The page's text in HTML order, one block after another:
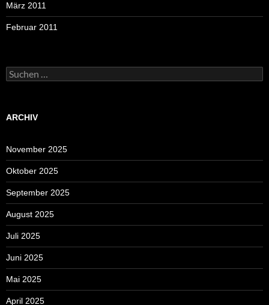
März 2011
Februar 2011
Suchen
nach:
ARCHIV
November 2025
Oktober 2025
September 2025
August 2025
Juli 2025
Juni 2025
Mai 2025
April 2025